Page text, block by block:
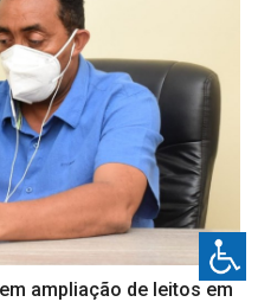
ampliação de leitos em